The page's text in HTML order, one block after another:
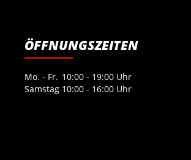
ÖFFNUNGSZEITEN
Mo. - Fr. 10:00 - 19:00 Uhr
Samstag 10:00 - 16:00 Uhr